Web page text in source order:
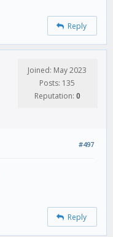
Reply
Joined: May 2023
Posts: 135
Reputation: 0
#497
Reply